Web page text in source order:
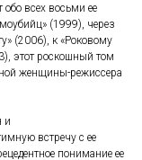
обо всех восьми ее
(1999), через
(2006), к «Роковому
этот роскошный том
женщины-режиссера
и
встречу с ее
понимание ее